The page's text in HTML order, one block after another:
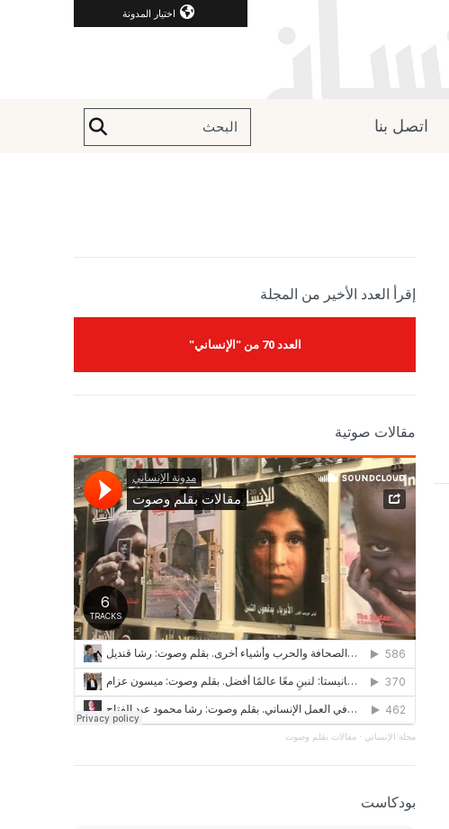
اختيار المدونة
اتصل بنا
إقرأ العدد الأخير من المجلة
العدد 70 من "الإنساني"
مقالات صوتية
مجلة الإنساني · مقالات بقلم وصوت
بودكاست